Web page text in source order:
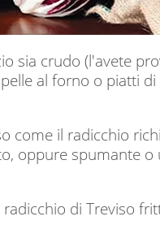
sia crudo (l'avete
al forno o piatti di
come il radicchio
oppure spumante o
di Treviso